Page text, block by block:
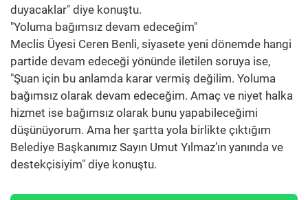
duyacaklar" diye konuştu.
"Yoluma bağımsız devam edeceğim"
Meclis Üyesi Ceren Benli, siyasete yeni dönemde hangi
partide devam edeceği yönünde iletilen soruya ise,
"Şuan için bu anlamda karar vermiş değilim. Yoluma
bağımsız olarak devam edeceğim. Amaç ve niyet halka
hizmet ise bağımsız olarak bunu yapabileceğimi
düşünüyorum. Ama her şartta yola birlikte çıktığım
Belediye Başkanımız Sayın Umut Yılmaz’ın yanında ve
destekçisiyim" diye konuştu.